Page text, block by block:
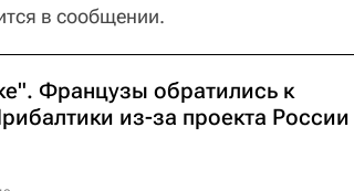
в сообщении.
Французы обратились к
из-за проекта России